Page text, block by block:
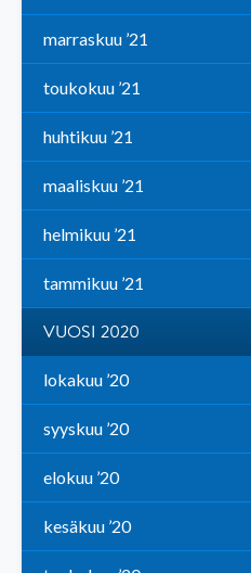
marraskuu ’21
toukokuu ’21
huhtikuu ’21
maaliskuu ’21
helmikuu ’21
tammikuu ’21
VUOSI 2020
lokakuu ’20
syyskuu ’20
elokuu ’20
kesäkuu ’20